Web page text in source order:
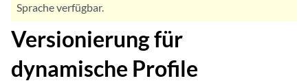
Sprache verfügbar.
Versionierung für
dynamische Profile